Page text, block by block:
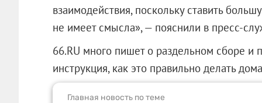
взаимодействия, поскольку ставить
не имеет смысла», — пояснили в пресс-
66.RU много пишет о раздельном сборе и
инструкция, как это правильно делать
Главная новость по теме